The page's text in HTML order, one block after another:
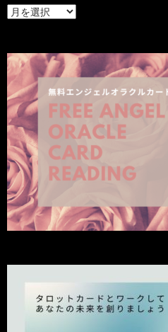
最
新
稿